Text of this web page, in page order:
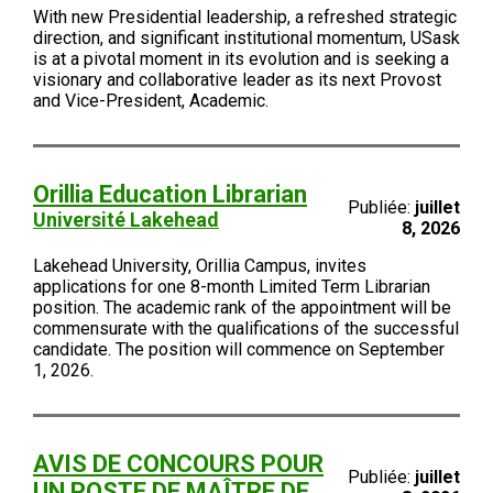
With new Presidential leadership, a refreshed strategic
direction, and significant institutional momentum, USask
is at a pivotal moment in its evolution and is seeking a
visionary and collaborative leader as its next Provost
and Vice-President, Academic.
Orillia Education Librarian
Université Lakehead
Publiée: juillet
8, 2026
Lakehead University, Orillia Campus, invites
applications for one 8-month Limited Term Librarian
position. The academic rank of the appointment will be
commensurate with the qualifications of the successful
candidate. The position will commence on September
1, 2026.
AVIS DE CONCOURS POUR
Publiée: juillet